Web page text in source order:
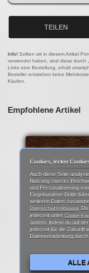
TEILEN
Info! Sollten wir in diesem Artikel
verwendet haben, sind diese durch
Links eine Bestellung, erhält
Besteller entstehen keine
Käufen.
Empfohlene Artikel
REPARATUR
Cookies, lecker
Auch diese Seite
Nutzung zwecks
und Personalisierung
Eingebundene Dritte
weiteren Daten
Datenschutzerklärung
.
jederzeit unter Cookie-
ändern. Indem du auf
jederzeit für die Zukunft
Datenverarbeitung
ALLE